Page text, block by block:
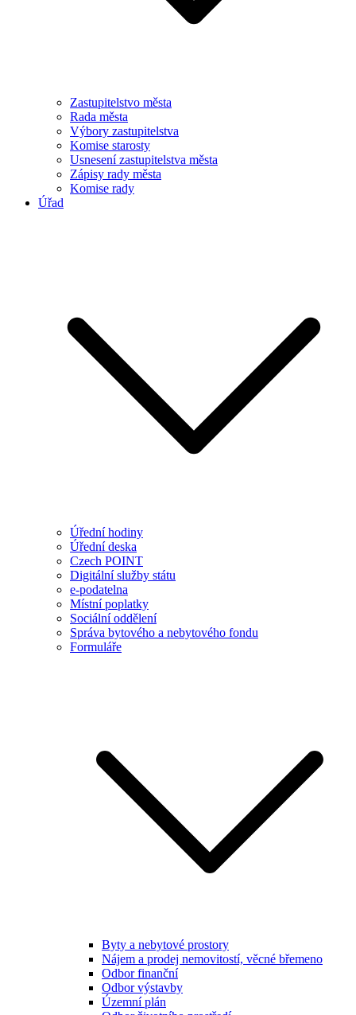
Zastupitelstvo města
Rada města
Výbory zastupitelstva
Komise starosty
Usnesení zastupitelstva města
Zápisy rady města
Komise rady
Úřad
Úřední hodiny
Úřední deska
Czech POINT
Digitální služby státu
e-podatelna
Místní poplatky
Sociální oddělení
Správa bytového a nebytového fondu
Formuláře
Byty a nebytové prostory
Nájem a prodej nemovitostí, věcné břemeno
Odbor finanční
Odbor výstavby
Územní plán